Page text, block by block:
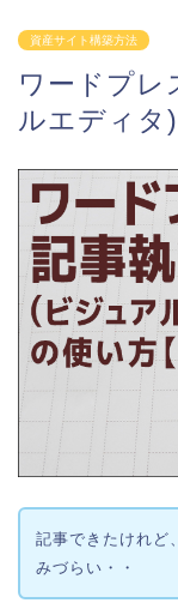
資産サイト構築方法
ワードプレ
ルエディタ
記事できたけれど
みづらい・・